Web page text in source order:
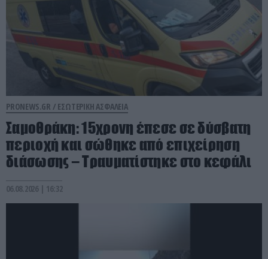
PRONEWS.GR / ΕΣΩΤΕΡΙΚΗ ΑΣΦΑΛΕΙΑ
Σαμοθράκη: 15χρονη έπεσε σε δύσβατη
περιοχή και σώθηκε από επιχείρηση
διάσωσης – Τραυματίστηκε στο κεφάλι
06.08.2026 | 16:32